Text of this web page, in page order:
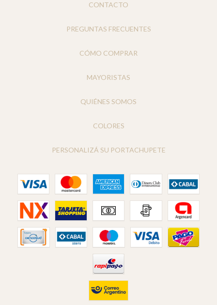
CONTACTO
PREGUNTAS FRECUENTES
CÓMO COMPRAR
MAYORISTAS
QUIÉNES SOMOS
COLORES
PERSONALIZÁ SU PORTACHUPETE